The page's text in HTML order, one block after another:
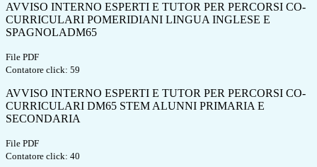
AVVISO INTERNO ESPERTI E TUTOR PER PERCORSI CO-
CURRICULARI POMERIDIANI LINGUA INGLESE E
SPAGNOLADM65
File PDF
Contatore click: 59
AVVISO INTERNO ESPERTI E TUTOR PER PERCORSI CO-
CURRICULARI DM65 STEM ALUNNI PRIMARIA E
SECONDARIA
File PDF
Contatore click: 40